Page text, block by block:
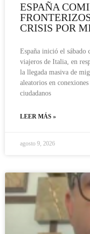
ESPAÑA
CRISIS POR
España inició el sábado
viajeros de Italia, en
la llegada masiva de
aleatorios en
ciudadanos
LEER MÁS »
agosto 9, 2026